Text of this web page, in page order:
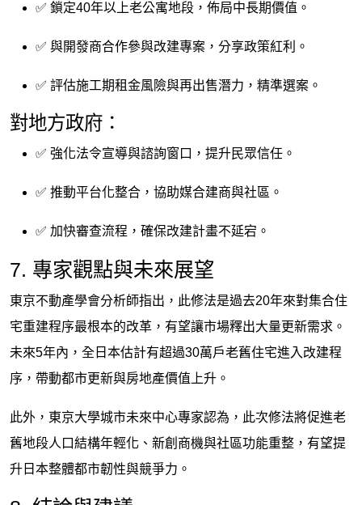
✅ 鎖定40年以上老公寓地段，佈局中長期價值。
✅ 與開發商合作參與改建專案，分享政策紅利。
✅ 評估施工期租金風險與再出售潛力，精準選案。
對地方政府：
✅ 強化法令宣導與諮詢窗口，提升民眾信任。
✅ 推動平台化整合，協助媒合建商與社區。
✅ 加快審查流程，確保改建計畫不延宕。
7. 專家觀點與未來展望
東京不動產學會分析師指出，此修法是過去20年來對集合住
宅重建程序最根本的改革，有望讓市場釋出大量更新需求。
未來5年內，全日本估計有超過30萬戶老舊住宅進入改建程
序，帶動都市更新與房地產價值上升。
此外，東京大學城市未來中心專家認為，此次修法將促進老
舊地段人口結構年輕化、新創商機與社區功能重整，有望提
升日本整體都市韌性與競爭力。